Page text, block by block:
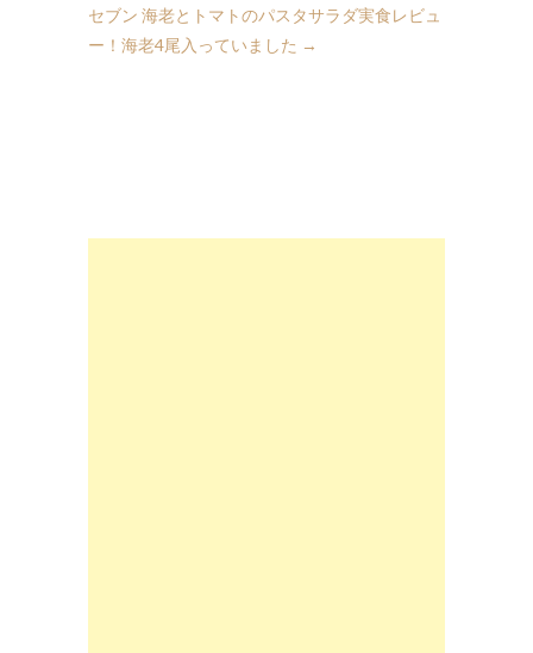
セブン 海老とトマトのパスタサラダ実食レビュ
ー！海老4尾入っていました →